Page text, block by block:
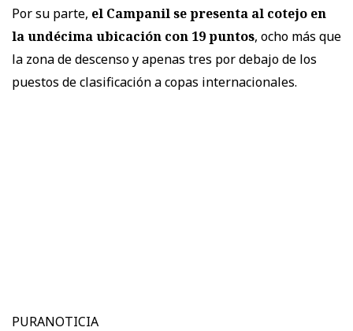
Por su parte, el Campanil se presenta al cotejo en
la undécima ubicación con 19 puntos, ocho más que
la zona de descenso y apenas tres por debajo de los
puestos de clasificación a copas internacionales.
PURANOTICIA